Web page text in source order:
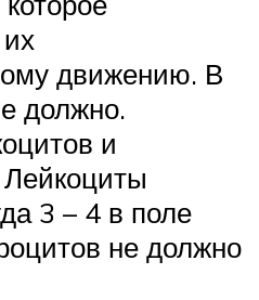
движению. В
должно.
и
3 – 4 в поле
не должно